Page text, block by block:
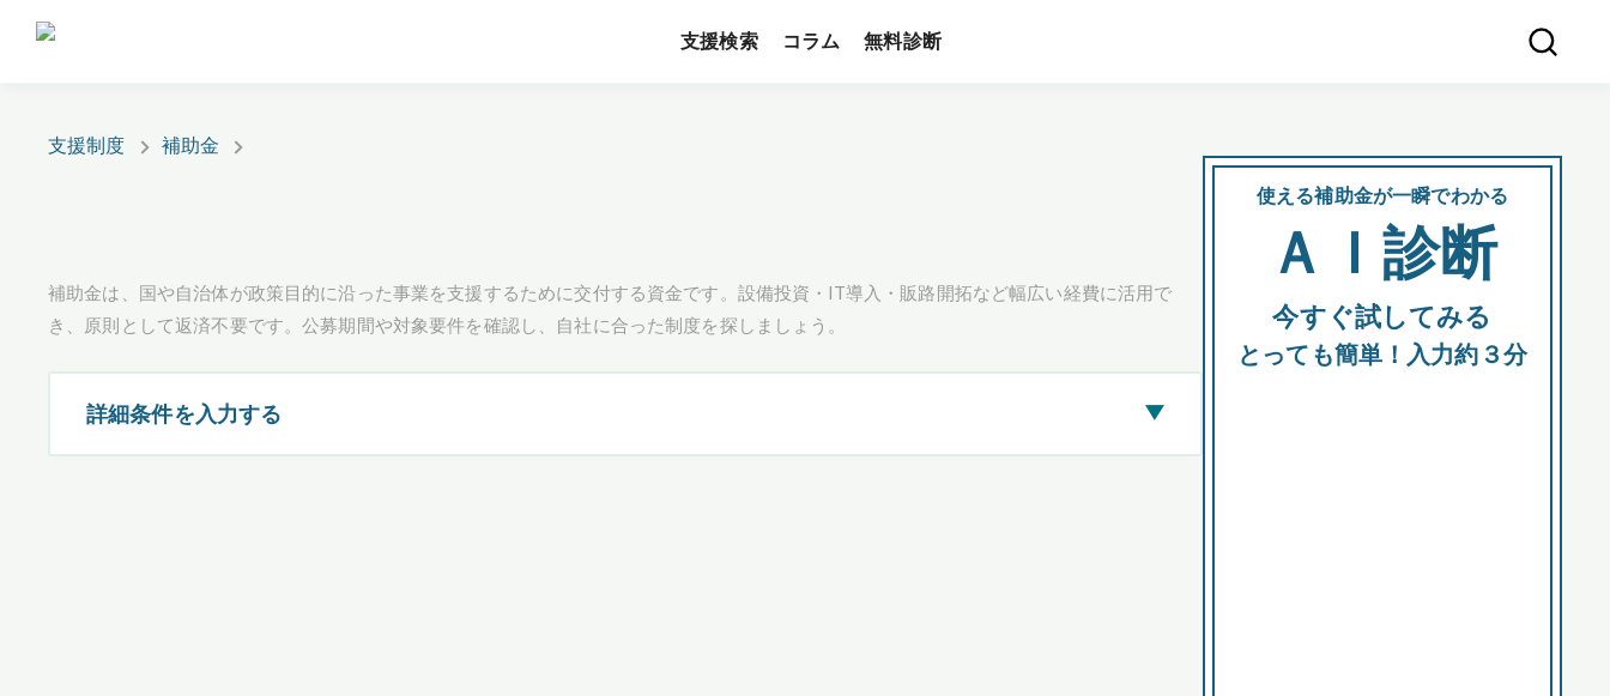
支援検索 コラム 無料診断
支援制度 補助金
補助金は、国や自治体が政策目的に沿った事業を支援するために交付する資金です。設備投資・IT導入・販路開拓など幅広い経費に活用で
き、原則として返済不要です。公募期間や対象要件を確認し、自社に合った制度を探しましょう。
詳細条件を入力する ▶
使える補助金が一瞬でわかる
ＡＩ診断
今すぐ試してみる
とっても簡単！入力約３分